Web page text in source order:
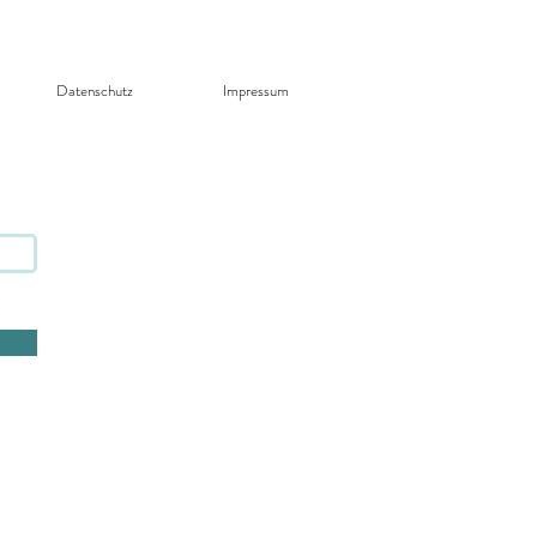
Datenschutz​ Impressum